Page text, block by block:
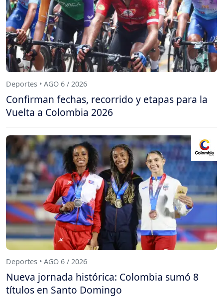
Deportes • AGO 6 / 2026
Confirman fechas, recorrido y etapas para la
Vuelta a Colombia 2026
Deportes • AGO 6 / 2026
Nueva jornada histórica: Colombia sumó 8
títulos en Santo Domingo